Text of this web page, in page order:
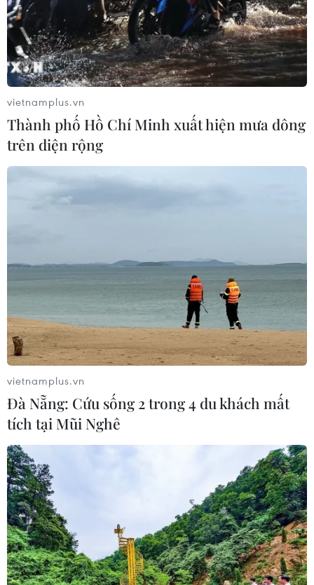
TIN CÙNG CHUYÊN MỤC
vietnamplus.vn
Thành phố Hồ Chí Minh xuất hiện mưa dông
trên diện rộng
vietnamplus.vn
Đà Nẵng: Cứu sống 2 trong 4 du khách mất
tích tại Mũi Nghê